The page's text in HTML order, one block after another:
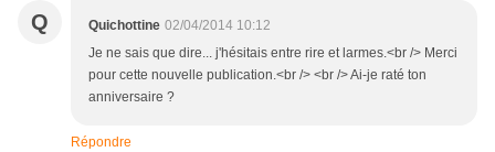
Q Quichottine 02/04/2014 10:12
Je ne sais que dire... j'hésitais entre rire et larmes.<br /> Merci
pour cette nouvelle publication.<br /> <br /> Ai-je raté ton
anniversaire ?
Répondre